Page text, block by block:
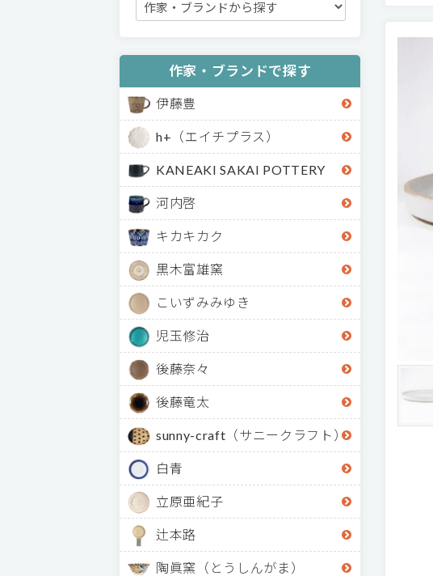
作家・ブランドで探す
伊藤豊
h+（エイチプラス）
KANEAKI SAKAI POTTERY
河内啓
キカキカク
黒木富雄窯
こいずみみゆき
児玉修治
後藤奈々
後藤竜太
sunny-craft（サニークラフト）
白青
立原亜紀子
辻本路
陶眞窯（とうしんがま）